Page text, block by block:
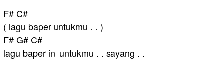
F# C#
( lagu baper untukmu . . )
F# G# C#
lagu baper ini untukmu . . sayang . .